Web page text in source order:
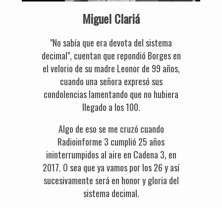
Miguel Clariá
"No sabía que era devota del sistema
decimal", cuentan que repondió Borges en
el velorio de su madre Leonor de 99 años,
cuando una señora expresó sus
condolencias lamentando que no hubiera
llegado a los 100.
Algo de eso se me cruzó cuando
Radioinforme 3 cumplió 25 años
ininterrumpidos al aire en Cadena 3, en
2017. O sea que ya vamos por los 26 y así
sucesivamente será en honor y gloria del
sistema decimal.